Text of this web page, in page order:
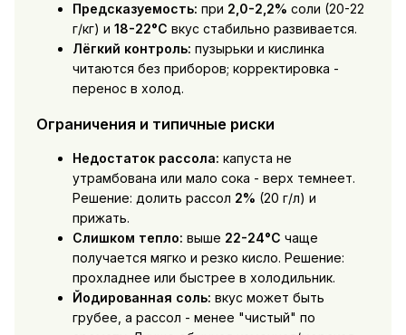
Предсказуемость: при 2,0-2,2% соли (20-22
г/кг) и 18-22°C вкус стабильно развивается.
Лёгкий контроль: пузырьки и кислинка
читаются без приборов; корректировка -
перенос в холод.
Ограничения и типичные риски
Недостаток рассола: капуста не
утрамбована или мало сока - верх темнеет.
Решение: долить рассол 2% (20 г/л) и
прижать.
Слишком тепло: выше 22-24°C чаще
получается мягко и резко кисло. Решение:
прохладнее или быстрее в холодильник.
Йодированная соль: вкус может быть
грубее, а рассол - менее "чистый" по